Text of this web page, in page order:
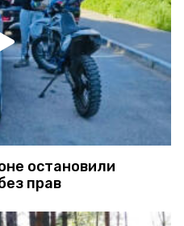
остановили
прав